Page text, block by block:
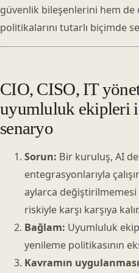
güvenlik bileşenlerini hem
politikalarını tutarlı biçimde
CIO, CISO, IT
uyumluluk ekipleri
senaryo
Sorun: Bir kuruluş, AI
entegrasyonlarıyla
aylarca
riskiyle karşı karşıya kalır.
Bağlam: Uyumluluk
yenileme politikasının
Kavramın